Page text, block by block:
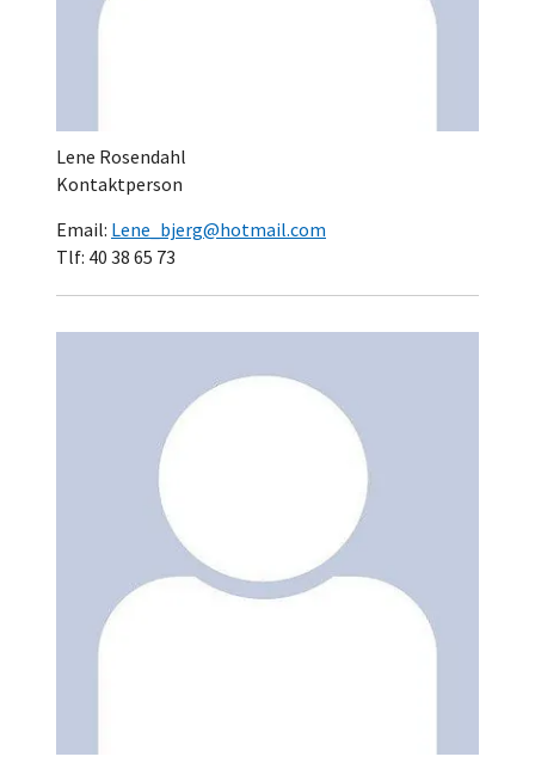
Lene Rosendahl
Kontaktperson
Email: Lene_bjerg@hotmail.com
Tlf: 40 38 65 73